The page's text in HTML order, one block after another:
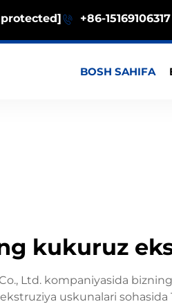
+86-15169106317
BOSH SAHIFA
kukuruz
Ltd. kompaniyasida
uskunalari